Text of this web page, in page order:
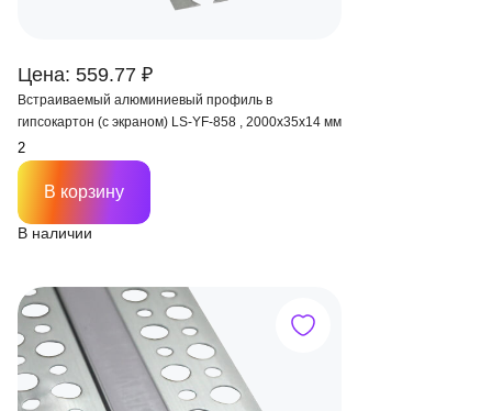
Цена: 559.77 ₽
Встраиваемый алюминиевый профиль в
гипсокартон (с экраном) LS-YF-858 , 2000х35х14 мм
В наличии
В корзину